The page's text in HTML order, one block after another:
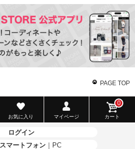
PAGE TOP
お気に入り マイページ カート
0
ログイン
スマートフォン ｜ PC